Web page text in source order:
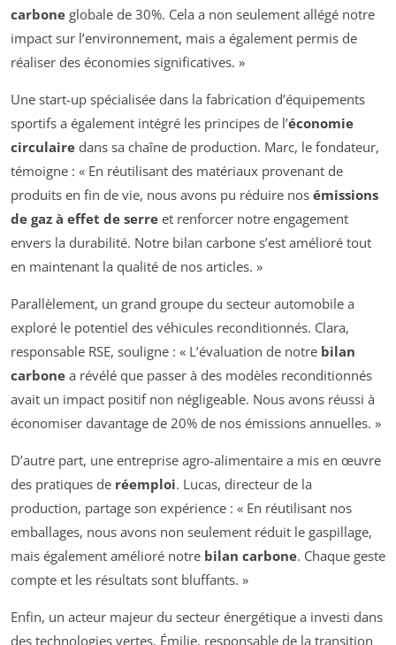
carbone globale de 30%. Cela a non seulement allégé notre
impact sur l’environnement, mais a également permis de
réaliser des économies significatives. »
Une start-up spécialisée dans la fabrication d’équipements
sportifs a également intégré les principes de l’économie
circulaire dans sa chaîne de production. Marc, le fondateur,
témoigne : « En réutilisant des matériaux provenant de
produits en fin de vie, nous avons pu réduire nos émissions
de gaz à effet de serre et renforcer notre engagement
envers la durabilité. Notre bilan carbone s’est amélioré tout
en maintenant la qualité de nos articles. »
Parallèlement, un grand groupe du secteur automobile a
exploré le potentiel des véhicules reconditionnés. Clara,
responsable RSE, souligne : « L’évaluation de notre bilan
carbone a révélé que passer à des modèles reconditionnés
avait un impact positif non négligeable. Nous avons réussi à
économiser davantage de 20% de nos émissions annuelles. »
D’autre part, une entreprise agro-alimentaire a mis en œuvre
des pratiques de réemploi. Lucas, directeur de la
production, partage son expérience : « En réutilisant nos
emballages, nous avons non seulement réduit le gaspillage,
mais également amélioré notre bilan carbone. Chaque geste
compte et les résultats sont bluffants. »
Enfin, un acteur majeur du secteur énergétique a investi dans
des technologies vertes. Émilie, responsable de la transition